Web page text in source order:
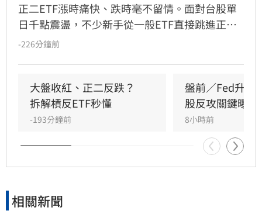
正二ETF漲時痛快、跌時毫不留情。面對台股單
日千點震盪，不少新手從一般ETF直接跳進正
二，誤把2倍槓桿當成2倍勝率。其實，最大風險
震盪行情下，投資游刃有餘。
-226分鐘前
大盤收紅、正二反跌？
拆解槓反ETF秒懂
-193分鐘前
盤前／Fed升息
股反攻關鍵曝光
8小時前
相關新聞